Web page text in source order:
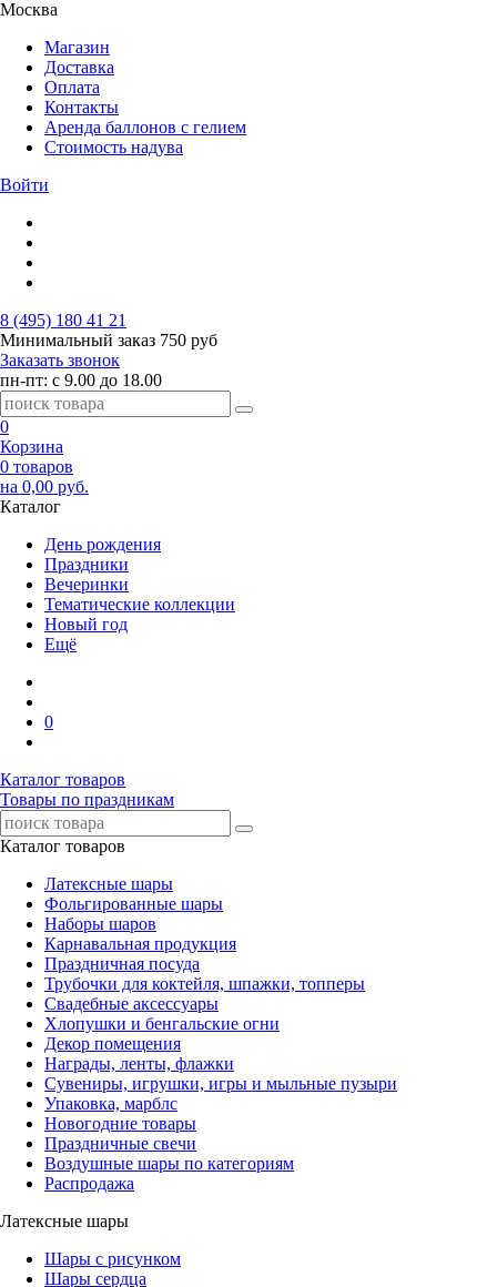
Москва
Магазин
Доставка
Оплата
Контакты
Аренда баллонов с гелием
Стоимость надува
Войти
8 (495) 180 41 21
Минимальный заказ 750 руб
Заказать звонок
пн-пт: с 9.00 до 18.00
0
Корзина
0 товаров
на 0,00 руб.
Каталог
День рождения
Праздники
Вечеринки
Тематические коллекции
Новый год
Ещё
0
Каталог товаров
Товары по праздникам
Каталог товаров
Латексные шары
Фольгированные шары
Наборы шаров
Карнавальная продукция
Праздничная посуда
Трубочки для коктейля, шпажки, топперы
Свадебные аксессуары
Хлопушки и бенгальские огни
Декор помещения
Награды, ленты, флажки
Сувениры, игрушки, игры и мыльные пузыри
Упаковка, марблс
Новогодние товары
Праздничные свечи
Воздушные шары по категориям
Распродажа
Латексные шары
Шары с рисунком
Шары сердца